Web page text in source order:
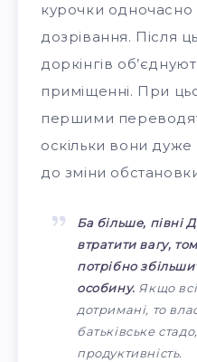
курочки одночасно
дозрівання. Після
доркінгів
приміщенні. При
першими
оскільки вони дуже
до зміни
Ба більше, півні
втратити вагу,
потрібно
особину. Якщо
дотримані, то
батьківське
продуктивність.